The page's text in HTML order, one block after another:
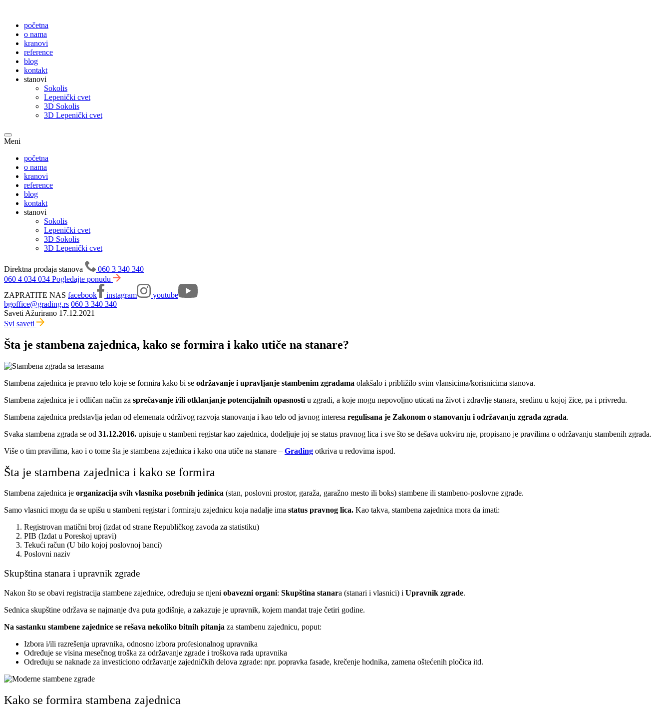
početna
o nama
kranovi
reference
blog
kontakt
stanovi
Sokolis
Lepenički cvet
3D Sokolis
3D Lepenički cvet
Meni
početna
o nama
kranovi
reference
blog
kontakt
stanovi
Sokolis
Lepenički cvet
3D Sokolis
3D Lepenički cvet
Direktna prodaja stanova
060 3 340 340
060 4 034 034 Pogledajte ponudu
ZAPRATITE NAS facebook instagram
youtube
bgoffice@grading.rs 060 3 340 340
SavetiAžurirano 17.12.2021
Svi saveti
Šta je stambena zajednica, kako se formira i kako utiče na stanare?
Stambena zajednica je pravno telo koje se formira kako bi se održavanje i upravljanje stambenim zgradama olakšalo i približilo svim vlansicima/korisnicima stanova.
Stambena zajednica je i odličan način za sprečavanje i/ili otklanjanje potencijalnih opasnosti u zgradi, a koje mogu nepovoljno uticati na život i zdravlje stanara, sredinu u kojoj žice, pa i privredu.
Stambena zajednica predstavlja jedan od elemenata održivog razvoja stanovanja i kao telo od javnog interesa regulisana je Zakonom o stanovanju i održavanju zgrada zgrada.
Svaka stambena zgrada se od 31.12.2016. upisuje u stambeni registar kao zajednica, dodeljuje joj se status pravnog lica i sve što se dešava uokviru nje, propisano je pravilima o održavanju stambenih zgrada.
Više o tim pravilima, kao i o tome šta je stambena zajednica i kako ona utiče na stanare – Grading otkriva u redovima ispod.
Šta je stambena zajednica i kako se formira
Stambena zajednica je organizacija svih vlasnika posebnih jedinica (stan, poslovni prostor, garaža, garažno mesto ili boks) stambene ili stambeno-poslovne zgrade.
Samo vlasnici mogu da se upišu u stambeni registar i formiraju zajednicu koja nadalje ima status pravnog lica. Kao takva, stambena zajednica mora da imati:
Registrovan matični broj (izdat od strane Republičkog zavoda za statistiku)
PIB (Izdat u Poreskoj upravi)
Tekući račun (U bilo kojoj poslovnoj banci)
Poslovni naziv
Skupština stanara i upravnik zgrade
Nakon što se obavi registracija stambene zajednice, određuju se njeni obavezni organi: Skupština stanara (stanari i vlasnici) i Upravnik zgrade.
Sednica skupštine održava se najmanje dva puta godišnje, a zakazuje je upravnik, kojem mandat traje četiri godine.
Na sastanku stambene zajednice se rešava nekoliko bitnih pitanja za stambenu zajednicu, poput:
Izbora i/ili razrešenja upravnika, odnosno izbora profesionalnog upravnika
Određuje se visina mesečnog troška za održavanje zgrade i troškova rada upravnika
Određuju se naknade za investiciono održavanje zajedničkih delova zgrade: npr. popravka fasade, krečenje hodnika, zamena oštećenih pločica itd.
Kako se formira stambena zajednica